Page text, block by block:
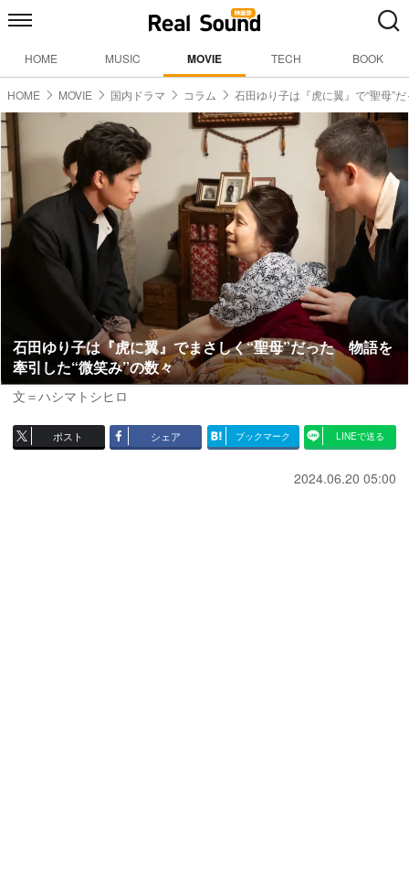
HOME MUSIC MOVIE TECH BOOK
HOME MOVIE 国内ドラマ コラム 石田ゆり子は『虎に翼』で“聖母”
石田ゆり子は『虎に翼』でまさしく“聖母”だった 物語を
牽引した“微笑み”の数々
文＝ハシマトシヒロ
ポスト シェア ブックマーク LINEで送る
2024.06.20 05:00